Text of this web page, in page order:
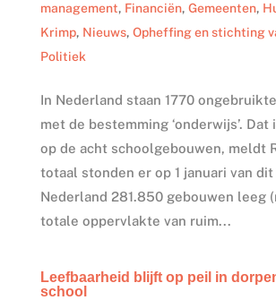
management, Financiën, Gemeenten,
Krimp, Nieuws, Opheffing en stichting
Politiek
In Nederland staan 1770
met de bestemming ‘onderwijs’. Dat
op de acht schoolgebouwen, meldt
totaal stonden er op 1 januari van dit
Nederland 281.850 gebouwen leeg
totale oppervlakte van ruim...
Leefbaarheid blijft op peil in
school